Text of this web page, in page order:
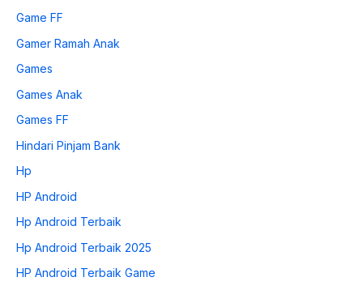
Game FF
Gamer Ramah Anak
Games
Games Anak
Games FF
Hindari Pinjam Bank
Hp
HP Android
Hp Android Terbaik
Hp Android Terbaik 2025
HP Android Terbaik Game